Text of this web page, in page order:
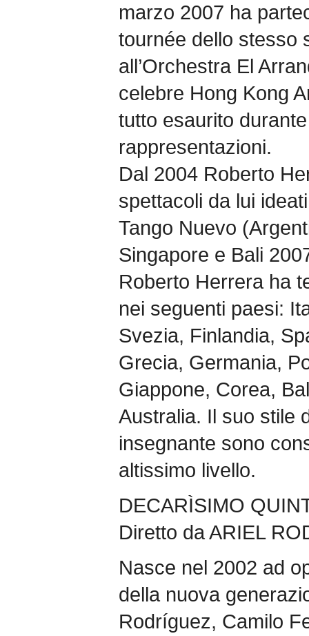
marzo 2007 ha
tournée dello stesso
all’Orchestra El
celebre Hong Kong
tutto esaurito
rappresentazioni.
Dal 2004 Roberto
spettacoli da lui
Tango Nuevo
Singapore e Bali
Roberto Herrera ha
nei seguenti paesi:
Svezia, Finlandia,
Grecia, Germania,
Giappone, Corea,
Australia. Il suo stile
insegnante sono
altissimo livello.
DECARÌSIMO
Diretto da ARIEL
Nasce nel 2002 ad
della nuova
Rodríguez, Camilo